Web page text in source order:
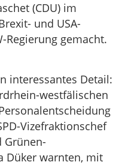
(CDU) im
und USA-
Regierung gemacht.
interessantes Detail:
westfälischen
Vizefraktionschef
Grünen-
Düker warnten, mit